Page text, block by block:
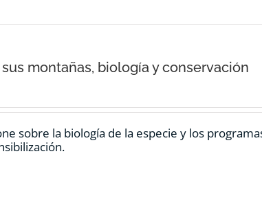
montañas, biología y conservación
sobre la biología de la especie y los